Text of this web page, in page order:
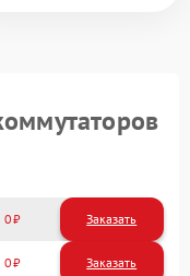
0 Заказать
0 Заказать